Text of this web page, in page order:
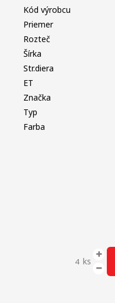
ks
Kód výrobcu
Priemer
Rozteč
Šírka
Str.diera
ET
Značka
Typ
Farba